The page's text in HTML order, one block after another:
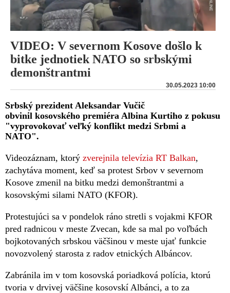
VIDEO: V severnom Kosove došlo k
bitke jednotiek NATO so srbskými
demonštrantmi
30.05.2023 10:00
Srbský prezident Aleksandar Vučič
obvinil kosovského premiéra Albina Kurtiho z pokusu
"vyprovokovať veľký konflikt medzi Srbmi a
NATO".
Videozáznam, ktorý zverejnila televízia RT Balkan,
zachytáva moment, keď sa protest Srbov v severnom
Kosove zmenil na bitku medzi demonštrantmi a
kosovskými silami NATO (KFOR).
Protestujúci sa v pondelok ráno stretli s vojakmi KFOR
pred radnicou v meste Zvecan, kde sa mal po voľbách
bojkotovaných srbskou väčšinou v meste ujať funkcie
novozvolený starosta z radov etnických Albáncov.
Zabránila im v tom kosovská poriadková polícia, ktorú
tvoria v drvivej väčšine kosovskí Albánci, a to za